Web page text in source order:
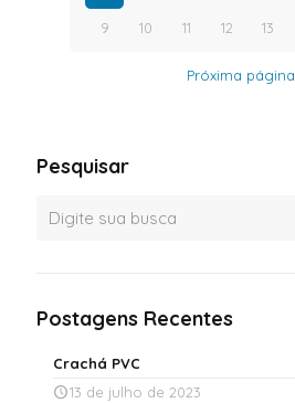
9 10 11 12 13
Próxima página
Pesquisar
Postagens Recentes
Crachá PVC
13 de julho de 2023